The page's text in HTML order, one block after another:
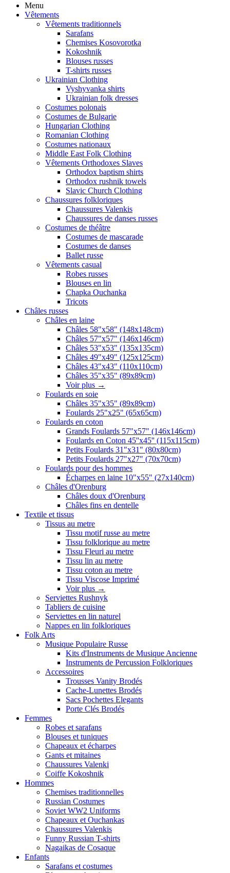
Menu
Vêtements
Vêtements traditionnels
Sarafans
Chemises Kosovorotka
Kokoshnik
Blouses russes
T-shirts russes
Ukrainian Clothing
Vyshyvanka shirts
Ukrainian folk dresses
Costumes polonais
Costumes de Bulgarie
Hungarian Clothing
Romanian Clothing
Costumes nationaux
Middle East Folk Clothing
Vêtements Orthodoxes Slaves
Orthodox baptism shirts
Orthodox rushnik towels
Slavic Church Clothing
Chaussures folkloriques
Chaussures Valenkis
Chaussures de danses russes
Costumes de théâtre
Costumes de mascarade
Costumes de danses
Ballet russe
Vêtements casual
Robes russes
Blouses en lin
Chapka Ouchanka
Tricots
Châles russes
Châles en laine
Châles 58"x58" (148x148cm)
Châles 57"x57" (146x146cm)
Châles 53"x53" (135x135cm)
Châles 49"x49" (125x125cm)
Châles 43"x43" (110x110cm)
Châles 35"x35" (89x89cm)
Voir plus →
Foulards en soie
Châles 35"x35" (89x89cm)
Foulards 25"x25" (65x65cm)
Foulards en coton
Grands Foulards 57"x57" (146x146cm)
Foulards en Coton 45''x45'' (115x115cm)
Petits Foulards 31"x31" (80x80cm)
Petits Foulards 27"x27" (70x70cm)
Foulards pour des hommes
Écharpes en laine 10"x55" (27x140cm)
Châles d'Orenburg
Châles doux d'Orenburg
Châles fins en dentelle
Textile et tissus
Tissus au metre
Tissu motif russe au metre
Tissu folklorique au metre
Tissu Fleuri au metre
Tissu lin au metre
Tissu coton au metre
Tissu Viscose Imprimé
Voir plus →
Serviettes Rushnyk
Tabliers de cuisine
Serviettes en lin naturel
Nappes en lin folkloriques
Folk Arts
Musique Populaire Russe
Kits d'Instruments de Musique Ancienne
Instruments de Percussion Folkloriques
Accessoires
Trousses Vanity Brodés
Cache-Lunettes Brodés
Sacs Pochettes Elegants
Porte Clés Brodés
Femmes
Robes et sarafans
Blouses et tuniques
Chapeaux et écharpes
Gants et mitaines
Chaussures Valenki
Coiffe Kokoshnik
Hommes
Chemises traditionnelles
Russian Costumes
Soviet WW2 Uniforms
Chapeaux et Ouchankas
Chaussures Valenkis
Funny Russian T-shirts
Nagaikas de Cosaque
Enfants
Sarafans et costumes